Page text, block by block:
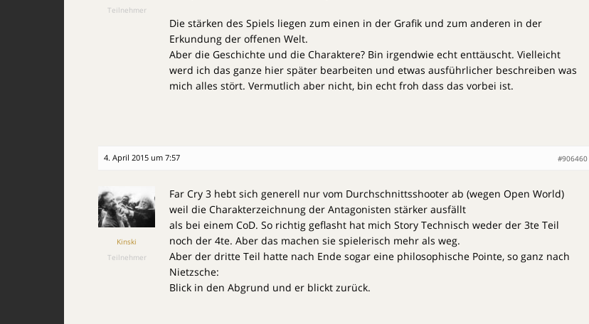
Teilnehmer
Die stärken des Spiels liegen zum einen in der Grafik und zum anderen in der
Erkundung der offenen Welt.
Aber die Geschichte und die Charaktere? Bin irgendwie echt enttäuscht. Vielleicht
werd ich das ganze hier später bearbeiten und etwas ausführlicher beschreiben was
mich alles stört. Vermutlich aber nicht, bin echt froh dass das vorbei ist.
4. April 2015 um 7:57 #906460
Kinski
Teilnehmer
Far Cry 3 hebt sich generell nur vom Durchschnittsshooter ab (wegen Open World)
weil die Charakterzeichnung der Antagonisten stärker ausfällt
als bei einem CoD. So richtig geflasht hat mich Story Technisch weder der 3te Teil
noch der 4te. Aber das machen sie spielerisch mehr als weg.
Aber der dritte Teil hatte nach Ende sogar eine philosophische Pointe, so ganz nach
Nietzsche:
Blick in den Abgrund und er blickt zurück.